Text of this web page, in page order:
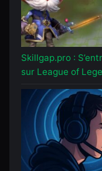
Skillgap.pro :
sur League of